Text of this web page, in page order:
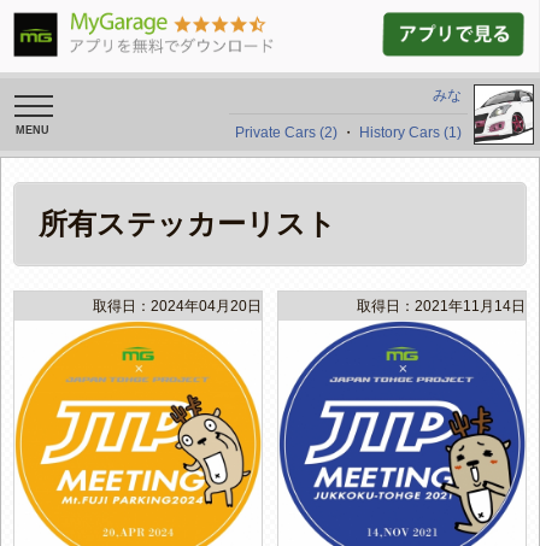
toggle
navigation
みな
Private Cars (2) ・ History Cars (1)
所有ステッカーリスト
取得日：2024年04月20日 取得日：2021年11月14日